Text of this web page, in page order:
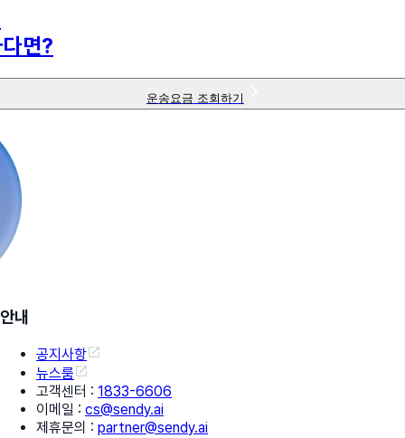
면?
운송요금 조회하기
안내
공지사항
뉴스룸
고객센터 : 1833-6606
이메일 : cs@sendy.ai
제휴문의 : partner@sendy.ai